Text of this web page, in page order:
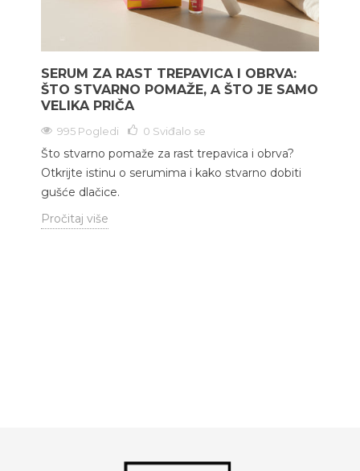
SERUM ZA RAST TREPAVICA I OBRVA:
ŠTO STVARNO POMAŽE, A ŠTO JE SAMO
VELIKA PRIČA
995 Pogledi 0 Sviđalo se
Što stvarno pomaže za rast trepavica i obrva?
Otkrijte istinu o serumima i kako stvarno dobiti
gušće dlačice.
Pročitaj više